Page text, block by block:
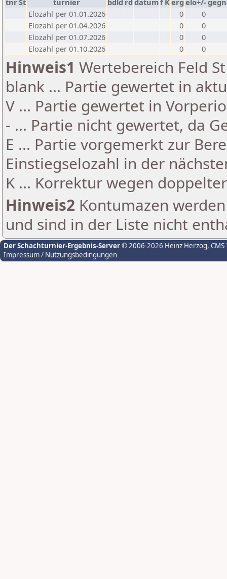
tnrSt turnier bdld rd datumf Kerg elo+/-
Elozahl per 01.01.2026
0
0
Elozahl per 01.04.2026
0
0
Elozahl per 01.07.2026
0
0
Elozahl per 01.10.2026
0 0
Hinweis1 Wertebereich Feld
blank ... Partie gewertet in
V ... Partie gewertet in
- ... Partie nicht gewertet, da
E ... Partie vorgemerkt zur
Einstiegselozahl in der
K ... Korrektur wegen
Hinweis2 Kontumazen
und sind in der Liste nicht
Der Schachturnier-Ergebnis-Server© 2006-2026 Heinz Herzog,
Impressum / Nutzungsbedingungen